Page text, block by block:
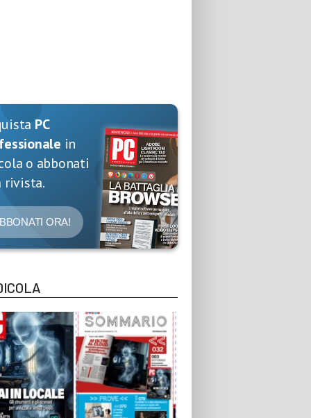
PC
in
o abbonati
rivista.
ORA!